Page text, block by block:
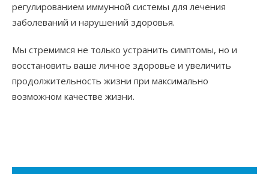
регулированием иммунной системы для лечения
заболеваний и нарушений здоровья.
Мы стремимся не только устранить симптомы, но и
восстановить ваше личное здоровье и увеличить
продолжительность жизни при максимально
возможном качестве жизни.